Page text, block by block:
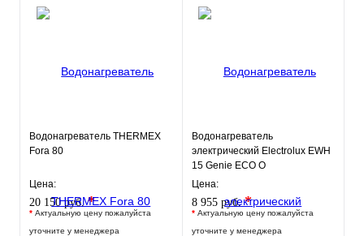
Водонагреватель THERMEX
Fora 80
Цена:
20 150 руб.*
* Актуальную цену пожалуйста
уточните у менеджера
Водонагреватель
электрический Electrolux EWH
15 Genie ECO O
Цена:
8 955 руб.*
* Актуальную цену пожалуйста
уточните у менеджера